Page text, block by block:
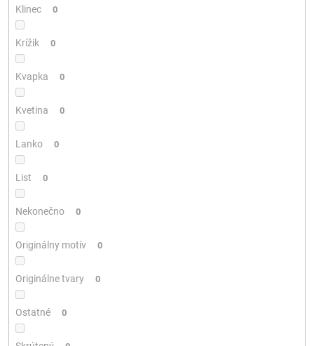
Klinec 0
Krížik 0
Kvapka 0
Kvetina 0
Lanko 0
List 0
Nekonečno 0
Originálny motív 0
Originálne tvary 0
Ostatné 0